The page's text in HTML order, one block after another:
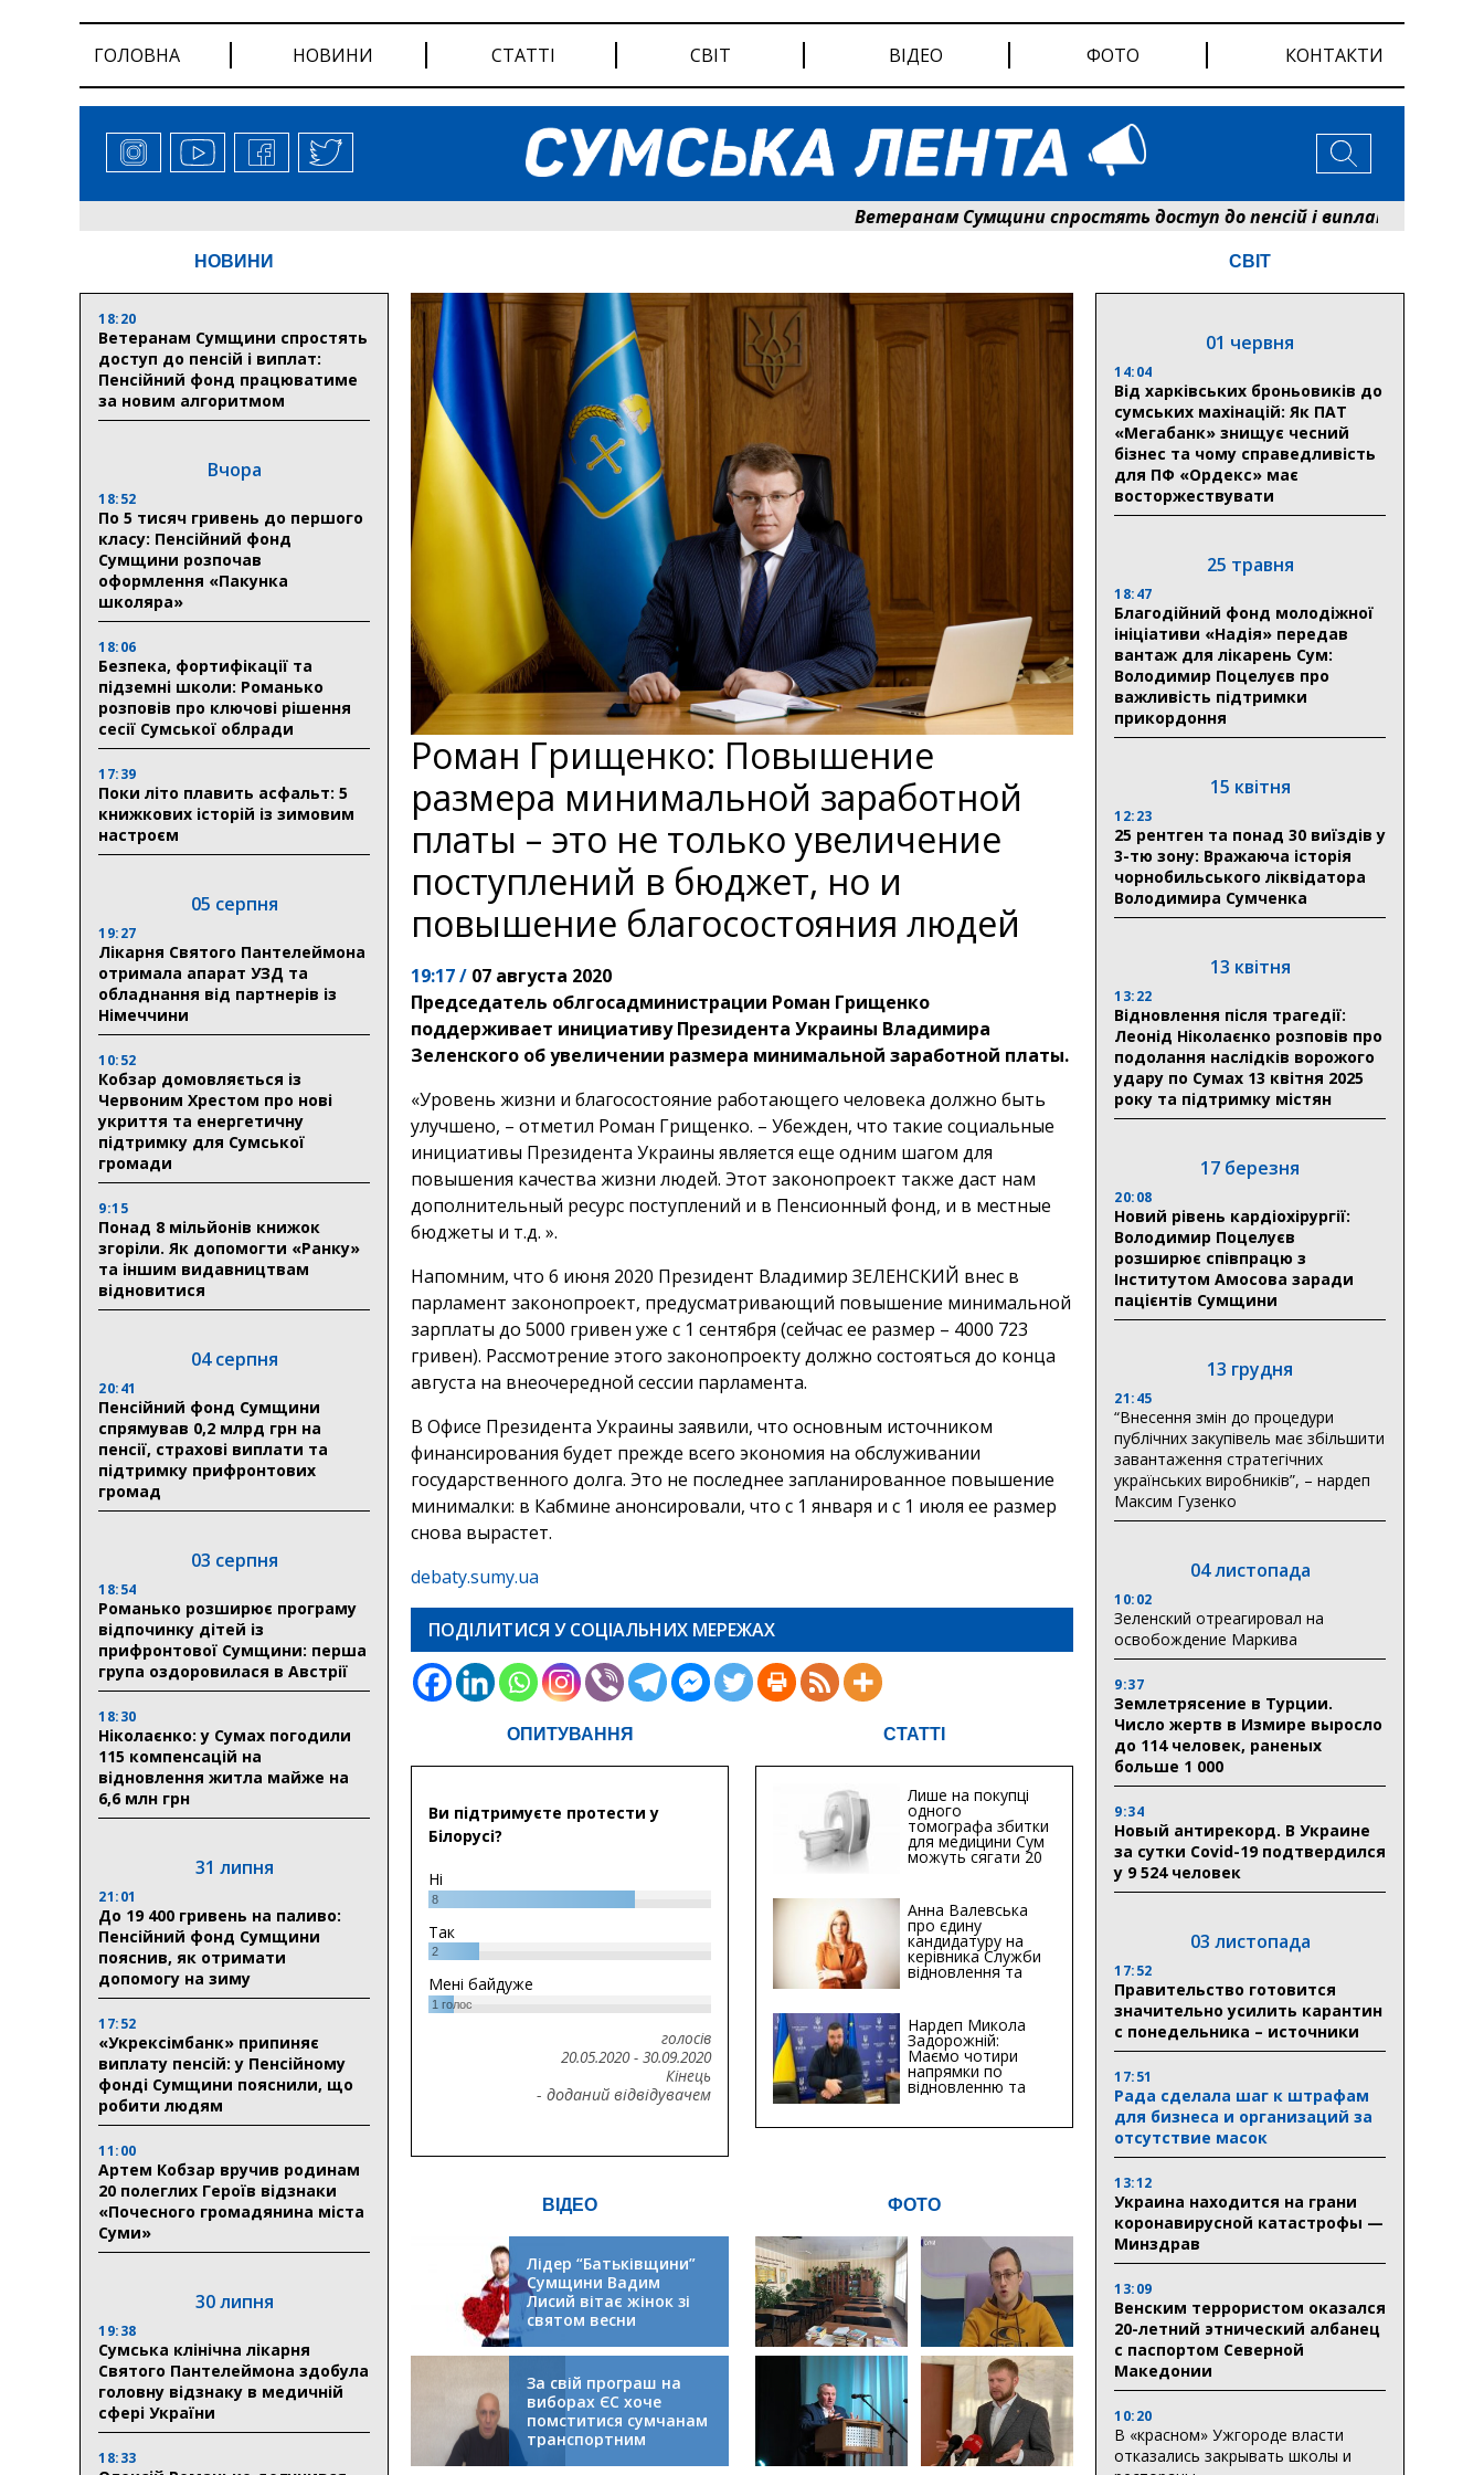
ГОЛОВНА НОВИНИ СТАТТІ СВІТ ВІДЕО ФОТО КОНТАКТИ
Ветеранам Сумщини спростять доступ до пенсій і виплат: Пенсійний
НОВИНИ
18:20
Ветеранам Сумщини спростять
доступ до пенсій і виплат:
Пенсійний фонд працюватиме
за новим алгоритмом
Вчора
18:52
По 5 тисяч гривень до першого
класу: Пенсійний фонд
Сумщини розпочав
оформлення «Пакунка
школяра»
18:06
Безпека, фортифікації та
підземні школи: Романько
розповів про ключові рішення
сесії Сумської облради
17:39
Поки літо плавить асфальт: 5
книжкових історій із зимовим
настроєм
05 серпня
19:27
Лікарня Святого Пантелеймона
отримала апарат УЗД та
обладнання від партнерів із
Німеччини
10:52
Кобзар домовляється із
Червоним Хрестом про нові
укриття та енергетичну
підтримку для Сумської
громади
9:15
Понад 8 мільйонів книжок
згоріли. Як допомогти «Ранку»
та іншим видавництвам
відновитися
04 серпня
20:41
Пенсійний фонд Сумщини
спрямував 0,2 млрд грн на
пенсії, страхові виплати та
підтримку прифронтових
громад
03 серпня
18:54
Романько розширює програму
відпочинку дітей із
прифронтової Сумщини: перша
група оздоровилася в Австрії
18:30
Ніколаєнко: у Сумах погодили
115 компенсацій на
відновлення житла майже на
6,6 млн грн
31 липня
21:01
До 19 400 гривень на паливо:
Пенсійний фонд Сумщини
пояснив, як отримати
допомогу на зиму
17:52
«Укрексімбанк» припиняє
виплату пенсій: у Пенсійному
фонді Сумщини пояснили, що
робити людям
11:00
Артем Кобзар вручив родинам
20 полеглих Героїв відзнаки
«Почесного громадянина міста
Суми»
30 липня
19:38
Сумська клінічна лікарня
Святого Пантелеймона здобула
головну відзнаку в медичній
сфері України
18:33
Роман Грищенко: Повышение
размера минимальной заработной
платы – это не только увеличение
поступлений в бюджет, но и
повышение благосостояния людей
19:17 / 07 августа 2020
Председатель облгосадминистрации Роман Грищенко
поддерживает инициативу Президента Украины Владимира
Зеленского об увеличении размера минимальной заработной платы.
«Уровень жизни и благосостояние работающего человека должно быть
улучшено, – отметил Роман Грищенко. – Убежден, что такие социальные
инициативы Президента Украины является еще одним шагом для
повышения качества жизни людей. Этот законопроект также даст нам
дополнительный ресурс поступлений и в Пенсионный фонд, и в местные
бюджеты и т.д. ».
Напомним, что 6 июня 2020 Президент Владимир ЗЕЛЕНСКИЙ внес в
парламент законопроект, предусматривающий повышение минимальной
зарплаты до 5000 гривен уже с 1 сентября (сейчас ее размер – 4000 723
гривен). Рассмотрение этого законопроекту должно состояться до конца
августа на внеочередной сессии парламента.
В Офисе Президента Украины заявили, что основным источником
финансирования будет прежде всего экономия на обслуживании
государственного долга. Это не последнее запланированное повышение
минималки: в Кабмине анонсировали, что с 1 января и с 1 июля ее размер
снова вырастет.
debaty.sumy.ua
ПОДІЛИТИСЯ У СОЦІАЛЬНИХ МЕРЕЖАХ
ОПИТУВАННЯ
Ви підтримуєте протести у
Білорусі?
Ні
8
Так
2
Мені байдуже
1голос
голосів
20.05.2020- 30.09.2020
Кінець
- доданий відвідувачем
СТАТТІ
Лише на покупці
одного
томографа збитки
для медицини Сум
можуть сягати 20
мільйонів гривень
Анна Валевська
про єдину
кандидатуру на
керівника Служби
відновлення та
інфраструктури у
Хіба...
Нардеп Микола
Задорожній:
Маємо чотири
напрямки по
відновленню та
будівництву
інфраструктури
ВІДЕО
Лідер “Батьківщини”
Сумщини Вадим
Лисий вітає жінок зі
святом весни
За свій програш на
виборах ЄС хоче
помститися сумчанам
транспортним
колапсом
ФОТО
СВІТ
01 червня
14:04
Від харківських броньовиків до
сумських махінацій: Як ПАТ
«Мегабанк» знищує чесний
бізнес та чому справедливість
для ПФ «Ордекс» має
восторжествувати
25 травня
18:47
Благодійний фонд молодіжної
ініціативи «Надія» передав
вантаж для лікарень Сум:
Володимир Поцелуєв про
важливість підтримки
прикордоння
15 квітня
12:23
25 рентген та понад 30 виїздів у
3-тю зону: Вражаюча історія
чорнобильського ліквідатора
Володимира Сумченка
13 квітня
13:22
Відновлення після трагедії:
Леонід Ніколаєнко розповів про
подолання наслідків ворожого
удару по Сумах 13 квітня 2025
року та підтримку містян
17 березня
20:08
Новий рівень кардіохірургії:
Володимир Поцелуєв
розширює співпрацю з
Інститутом Амосова заради
пацієнтів Сумщини
13 грудня
21:45
“Внесення змін до процедури
публічних закупівель має збільшити
завантаження стратегічних
українських виробників”, – нардеп
Максим Гузенко
04 листопада
10:02
Зеленский отреагировал на
освобождение Маркива
9:37
Землетрясение в Турции.
Число жертв в Измире выросло
до 114 человек, раненых
больше 1 000
9:34
Новый антирекорд. В Украине
за сутки Covid-19 подтвердился
у 9 524 человек
03 листопада
17:52
Правительство готовится
значительно усилить карантин
с понедельника – источники
17:51
Рада сделала шаг к штрафам
для бизнеса и организаций за
отсутствие масок
13:12
Украина находится на грани
коронавирусной катастрофы —
Минздрав
13:09
Венским террористом оказался
20-летний этнический албанец
с паспортом Северной
Македонии
10:20
В «красном» Ужгороде власти
отказались закрывать школы и